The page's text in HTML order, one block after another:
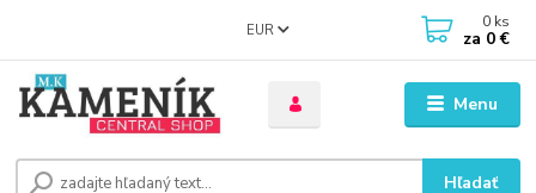
Menu
EUR
Hľadať
0 ks
za 0 €